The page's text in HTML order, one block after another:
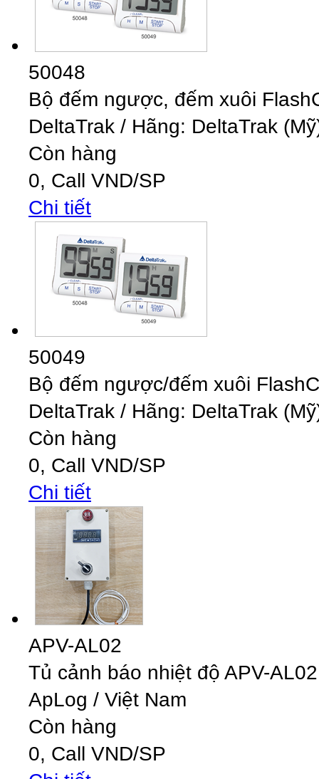
50048
Bộ đếm ngược, đếm xuôi
DeltaTrak / Hãng: DeltaTrak
Còn hàng
0, Call VND/SP
Chi tiết
50049
Bộ đếm ngược/đếm xuôi
DeltaTrak / Hãng: DeltaTrak
Còn hàng
0, Call VND/SP
Chi tiết
APV-AL02
Tủ cảnh báo nhiệt độ APV-
ApLog / Việt Nam
Còn hàng
0, Call VND/SP